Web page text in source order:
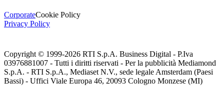
CorporateCookie Policy
Privacy Policy
Copyright © 1999-2026 RTI S.p.A. Business Digital - P.Iva
03976881007 - Tutti i diritti riservati - Per la pubblicità Mediamond
S.p.A. - RTI S.p.A., Mediaset N.V., sede legale Amsterdam (Paesi
Bassi) - Uffici Viale Europa 46, 20093 Cologno Monzese (MI)